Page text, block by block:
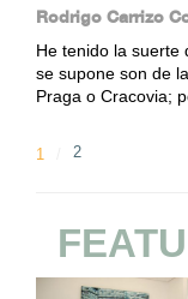
Rodrigo Carrizo
He tenido la suerte
se supone son de
Praga o Cracovia;
1 2